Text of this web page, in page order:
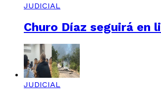
JUDICIAL
Churo Díaz seguirá en
JUDICIAL